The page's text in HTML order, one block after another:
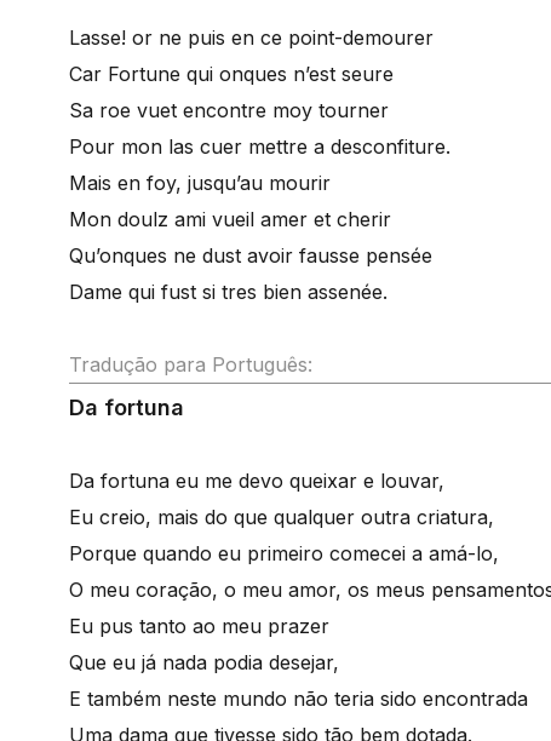
Lasse! or ne puis en ce point-demourer
Car Fortune qui onques n’est seure
Sa roe vuet encontre moy tourner
Pour mon las cuer mettre a desconfiture.
Mais en foy, jusqu’au mourir
Mon doulz ami vueil amer et cherir
Qu’onques ne dust avoir fausse pensée
Dame qui fust si tres bien assenée.
Tradução para Português:
Da fortuna
Da fortuna eu me devo queixar e louvar,
Eu creio, mais do que qualquer outra criatura,
Porque quando eu primeiro comecei a amá-lo,
O meu coração, o meu amor, os meus
Eu pus tanto ao meu prazer
Que eu já nada podia desejar,
E também neste mundo não teria sido encontrada
Uma dama que tivesse sido tão bem dotada.